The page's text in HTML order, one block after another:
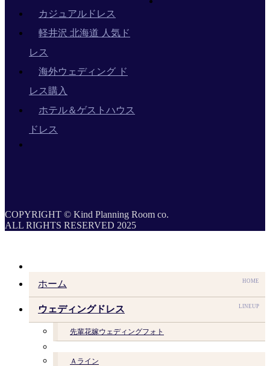
カジュアルドレス
軽井沢 北海道 人気ド
レス
海外ウェディング ド
レス購入
ホテル＆ゲストハウス
ドレス
COPYRIGHT © Kind Planning Room co.
ALL RIGHTS RESERVED 2025
ホーム HOME
ウェディングドレス LINEUP
先輩花嫁ウェディングフォト
Ａライン